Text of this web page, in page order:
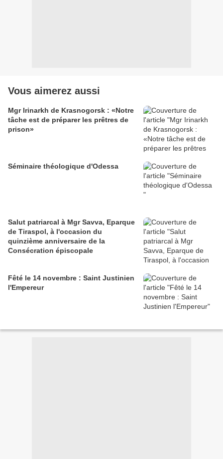
Vous aimerez aussi
Mgr Irinarkh de Krasnogorsk : «Notre
tâche est de préparer les prêtres de
prison»
Séminaire théologique d'Odessa
Salut patriarcal à Mgr Savva, Eparque
de Tiraspol, à l'occasion du
quinzième anniversaire de la
Consécration épiscopale
Fêté le 14 novembre : Saint Justinien
l'Empereur